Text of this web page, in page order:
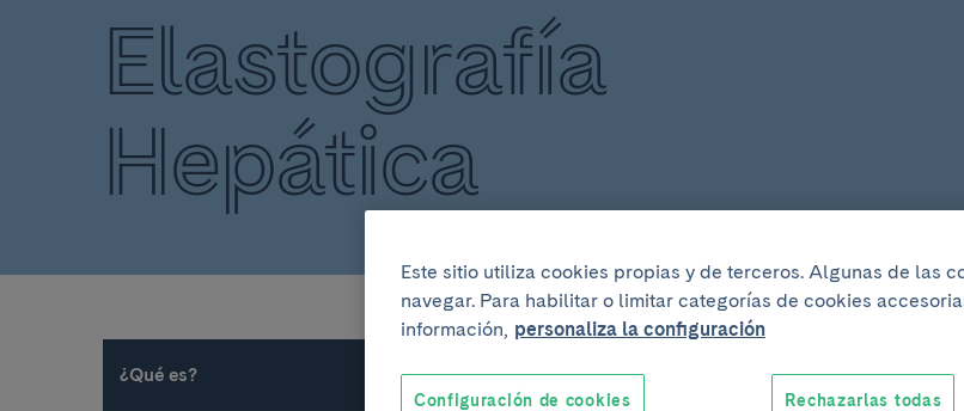
Elastografía
Hepática
¿Qué es?
Este sitio utiliza cookies propias y de terceros. Algunas de las
navegar. Para habilitar o limitar categorías de cookies
información, personaliza la configuración
Rechazarlas todas
Configuración de cookies